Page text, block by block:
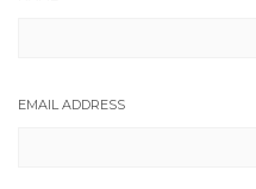
EMAIL ADDRESS